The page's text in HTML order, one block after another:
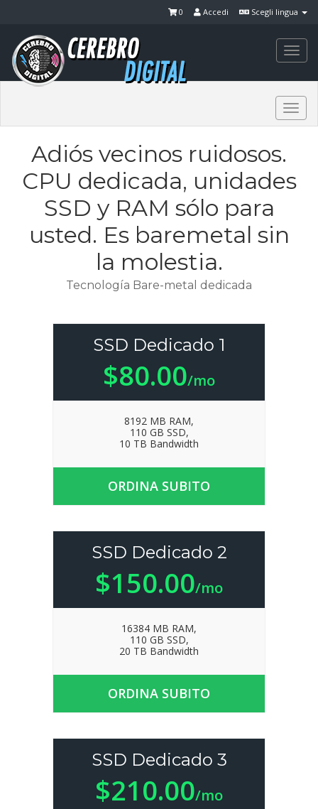
Scegli lingua
Accedi
0
Adiós vecinos ruidosos.
CPU dedicada, unidades
SSD y RAM sólo para
usted. Es baremetal sin
la molestia.
Tecnología Bare-metal dedicada
SSD Dedicado 1
$80.00/mo
8192 MB RAM,
110 GB SSD,
10 TB Bandwidth
ORDINA SUBITO
SSD Dedicado 2
$150.00/mo
16384 MB RAM,
110 GB SSD,
20 TB Bandwidth
ORDINA SUBITO
SSD Dedicado 3
$210.00/mo